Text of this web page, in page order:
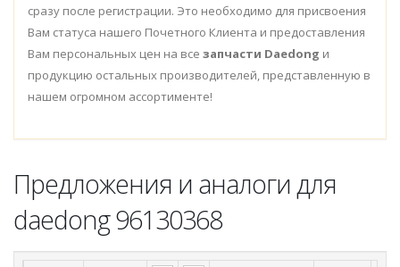
сразу после регистрации. Это необходимо для присвоения
Вам статуса нашего Почетного Клиента и предоставления
Вам персональных цен на все запчасти Daedong и
продукцию остальных производителей, представленную в
нашем огромном ассортименте!
Предложения и аналоги для
daedong 96130368